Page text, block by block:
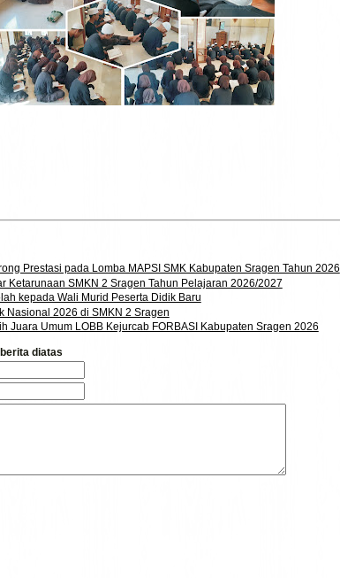
Prestasi pada Lomba MAPSI SMK Kabupaten Sragen Tahun 2026
Ketarunaan SMKN 2 Sragen Tahun Pelajaran 2026/2027
kepada Wali Murid Peserta Didik Baru
Nasional 2026 di SMKN 2 Sragen
Juara Umum LOBB Kejurcab FORBASI Kabupaten Sragen 2026
diatas